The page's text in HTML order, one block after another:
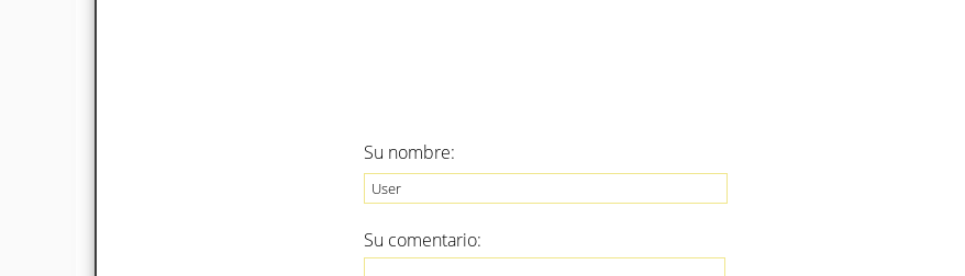
Su nombre:
Su comentario: